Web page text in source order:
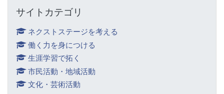
サイトカテゴリ
ネクストステージを考える
働く力を身につける
生涯学習で拓く
市民活動・地域活動
文化・芸術活動